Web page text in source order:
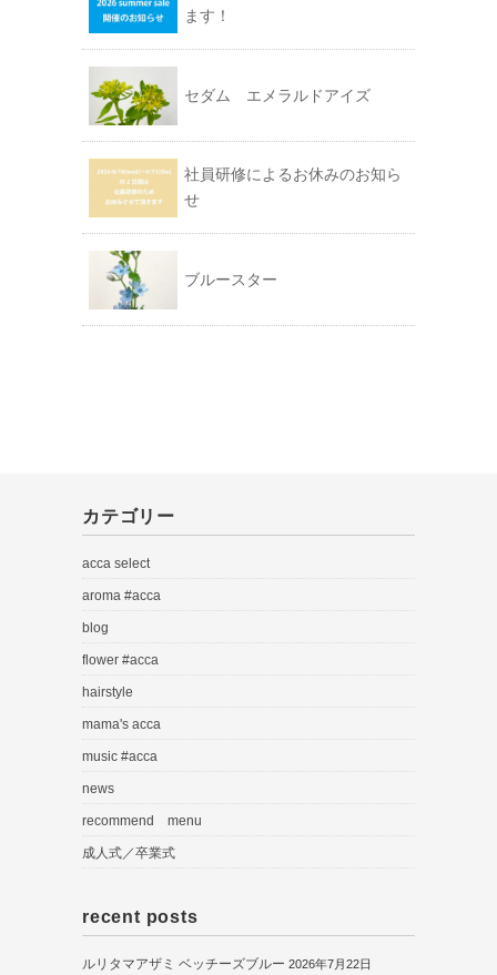
ます！
セダム エメラルドアイズ
社員研修によるお休みのお知ら
せ
ブルースター
カテゴリー
acca select
aroma #acca
blog
flower #acca
hairstyle
mama's acca
music #acca
news
recommend menu
成人式／卒業式
recent posts
ルリタマアザミ ベッチーズブルー 2026年7月22日